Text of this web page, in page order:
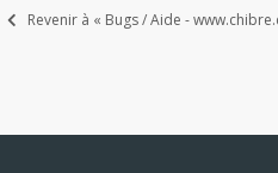
Revenir à « Bugs / Aide -